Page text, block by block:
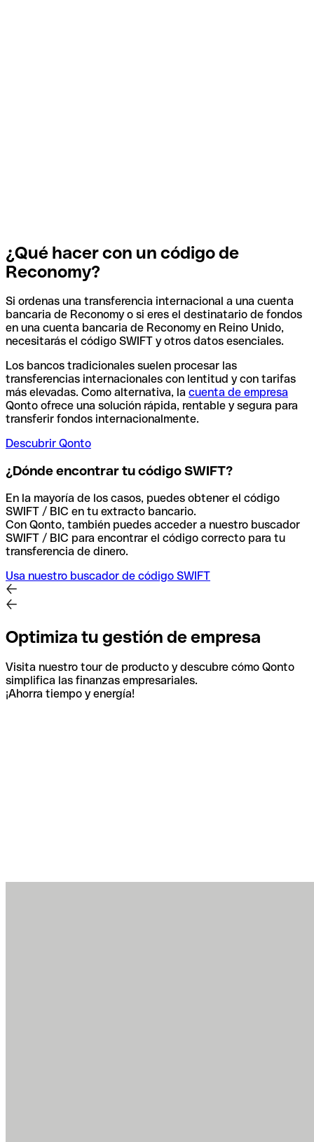
¿Qué hacer con un código de
Reconomy?
Si ordenas una transferencia internacional a una cuenta
bancaria de Reconomy o si eres el destinatario de fondos
en una cuenta bancaria de Reconomy en Reino Unido,
necesitarás el código SWIFT y otros datos esenciales.
Los bancos tradicionales suelen procesar las
transferencias internacionales con lentitud y con tarifas
más elevadas. Como alternativa, la cuenta de empresa
Qonto ofrece una solución rápida, rentable y segura para
transferir fondos internacionalmente.
Descubrir Qonto
¿Dónde encontrar tu código SWIFT?
En la mayoría de los casos, puedes obtener el código
SWIFT / BIC en tu extracto bancario.
Con Qonto, también puedes acceder a nuestro buscador
SWIFT / BIC para encontrar el código correcto para tu
transferencia de dinero.
Usa nuestro buscador de código SWIFT
Optimiza tu gestión de empresa
Visita nuestro tour de producto y descubre cómo Qonto
simplifica las finanzas empresariales.
¡Ahorra tiempo y energía!